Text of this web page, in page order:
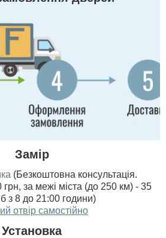
Замір
(Безкоштовна консультація.
грн, за межі міста (до 250 км) - 35
з 8 до 21:00 години)
отвір самостійно
Установка